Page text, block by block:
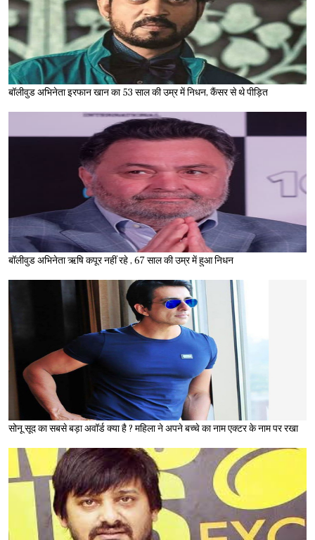
बॉलीवुड अभिनेता इरफान खान का 53 साल की उम्र में निधन, कैंसर से थे पीड़ित
बॉलीवुड अभिनेता ऋषि कपूर नहीं रहे , 67 साल की उम्र में हुआ निधन
सोनू सूद का सबसे बड़ा अवॉर्ड क्या है ? महिला ने अपने बच्चे का नाम एक्टर के नाम पर रखा